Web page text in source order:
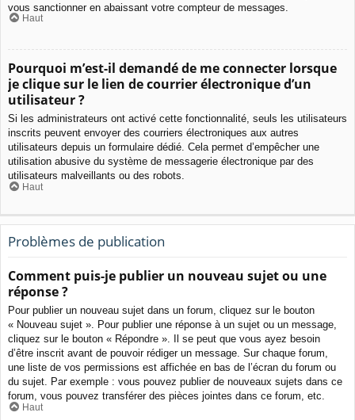
vous sanctionner en abaissant votre compteur de messages.
Haut
Pourquoi m’est-il demandé de me connecter lorsque
je clique sur le lien de courrier électronique d’un
utilisateur ?
Si les administrateurs ont activé cette fonctionnalité, seuls les utilisateurs
inscrits peuvent envoyer des courriers électroniques aux autres
utilisateurs depuis un formulaire dédié. Cela permet d’empêcher une
utilisation abusive du système de messagerie électronique par des
utilisateurs malveillants ou des robots.
Haut
Problèmes de publication
Comment puis-je publier un nouveau sujet ou une
réponse ?
Pour publier un nouveau sujet dans un forum, cliquez sur le bouton
« Nouveau sujet ». Pour publier une réponse à un sujet ou un message,
cliquez sur le bouton « Répondre ». Il se peut que vous ayez besoin
d’être inscrit avant de pouvoir rédiger un message. Sur chaque forum,
une liste de vos permissions est affichée en bas de l’écran du forum ou
du sujet. Par exemple : vous pouvez publier de nouveaux sujets dans ce
forum, vous pouvez transférer des pièces jointes dans ce forum, etc.
Haut